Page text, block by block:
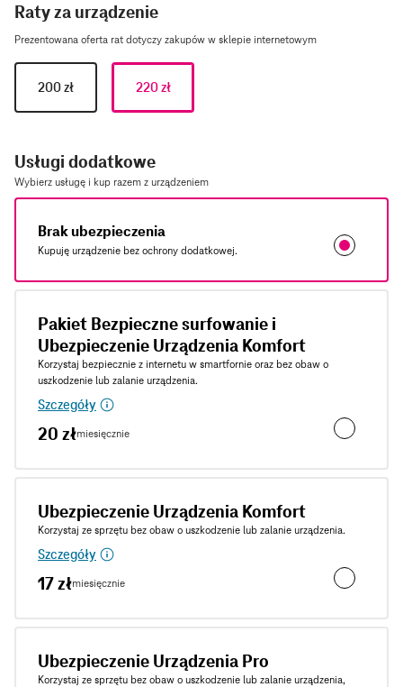
Raty za urządzenie
Prezentowana oferta rat dotyczy zakupów w sklepie internetowym
200zł 220zł
Usługi dodatkowe
Wybierz usługę i kup razem z urządzeniem
Brak ubezpieczenia
Kupuję urządzenie bez ochrony dodatkowej.
Pakiet Bezpieczne surfowanie i
Ubezpieczenie Urządzenia Komfort
Korzystaj bezpiecznie z internetu w smartfornie oraz bez obaw o
uszkodzenie lub zalanie urządzenia.
Szczegóły
20 złmiesięcznie Pakiet
Ubezpieczenie Urządzenia Komfort
Korzystaj ze sprzętu bez obaw o uszkodzenie lub zalanie urządzenia.
Szczegóły
17 złmiesięcznie
Ubezpieczenie Urządzenia Pro
Korzystaj ze sprzętu bez obaw o uszkodzenie lub zalanie urządzenia,